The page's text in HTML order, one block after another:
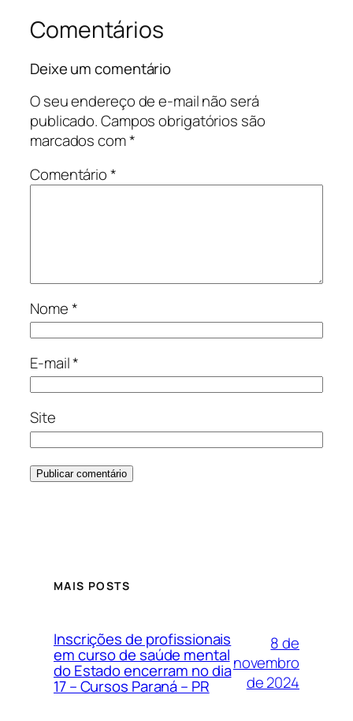
Comentários
Deixe um comentário
O seu endereço de e-mail não será
publicado.Campos obrigatórios são
marcados com*
Comentário*
Nome*
E-mail*
Site
MAIS POSTS
Inscrições de profissionais
em curso de saúde mental
do Estado encerram no dia
17 – Cursos Paraná – PR
8 de
novembro
de 2024